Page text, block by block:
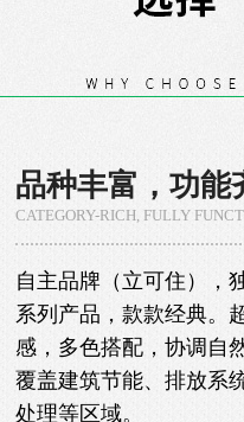
品种丰富，功能
CATEGORY-RICH, FULLY
自主品牌（立可住），
系列产品，款款经典。
感，多色搭配，协调自
覆盖建筑节能、排放系
处理等区域。